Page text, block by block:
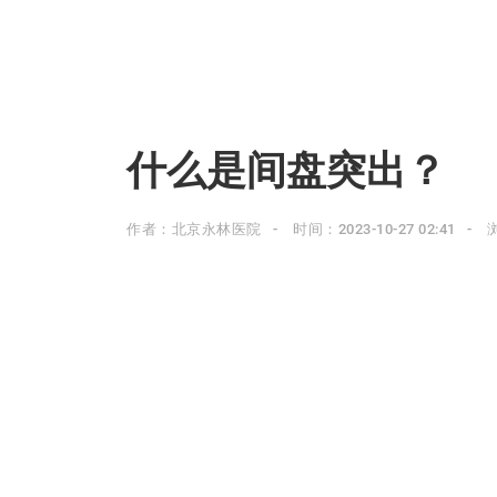
什么是间盘突出？
作者：北京永林医院 时间：2023-10-27 02:41